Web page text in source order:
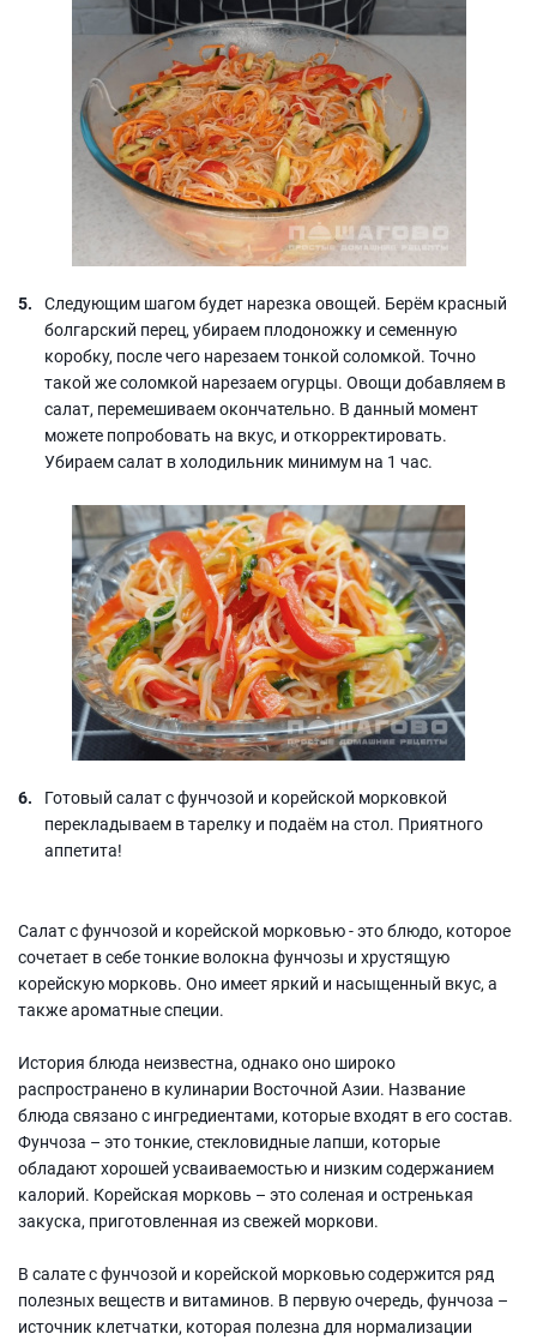
Следующим шагом будет нарезка овощей. Берём красный
болгарский перец, убираем плодоножку и семенную
коробку, после чего нарезаем тонкой соломкой. Точно
такой же соломкой нарезаем огурцы. Овощи добавляем в
салат, перемешиваем окончательно. В данный момент
можете попробовать на вкус, и откорректировать.
Убираем салат в холодильник минимум на 1 час.
Готовый салат с фунчозой и корейской морковкой
перекладываем в тарелку и подаём на стол. Приятного
аппетита!
Салат с фунчозой и корейской морковью - это блюдо, которое
сочетает в себе тонкие волокна фунчозы и хрустящую
корейскую морковь. Оно имеет яркий и насыщенный вкус, а
также ароматные специи.
История блюда неизвестна, однако оно широко
распространено в кулинарии Восточной Азии. Название
блюда связано с ингредиентами, которые входят в его состав.
Фунчоза – это тонкие, стекловидные лапши, которые
обладают хорошей усваиваемостью и низким содержанием
калорий. Корейская морковь – это соленая и остренькая
закуска, приготовленная из свежей моркови.
В салате с фунчозой и корейской морковью содержится ряд
полезных веществ и витаминов. В первую очередь, фунчоза –
источник клетчатки, которая полезна для нормализации